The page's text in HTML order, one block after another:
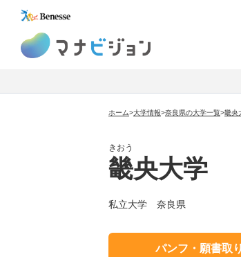
ホーム>大学情報>奈良県の大学一覧>畿央
きおう
畿央大学
私立大学 奈良県
パンフ・願書取